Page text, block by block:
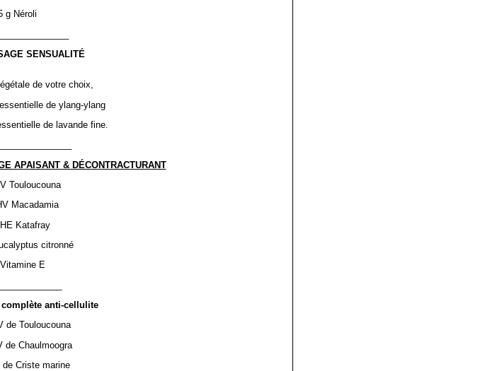
g Néroli
SENSUALITÉ
de votre choix,
de ylang-ylang
de lavande fine.
APAISANT & DÉCONTRACTURANT
Touloucouna
Macadamia
Katafray
citronné
E
complète anti-cellulite
de Touloucouna
de Chaulmoogra
Criste marine